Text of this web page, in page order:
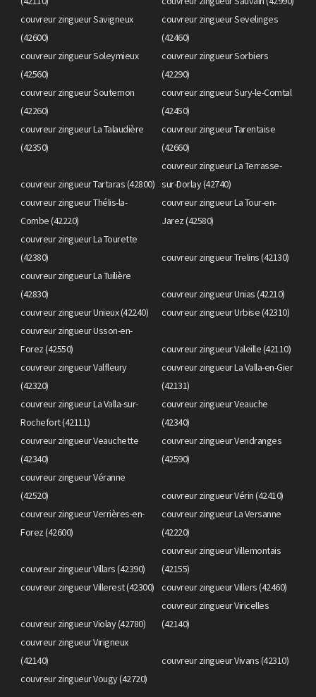
couvreur zingueur Savigneux
(42600)
couvreur zingueur Sevelinges
(42460)
couvreur zingueur Soleymieux
(42560)
couvreur zingueur Sorbiers
(42290)
couvreur zingueur Souternon
(42260)
couvreur zingueur Sury-le-Comtal
(42450)
couvreur zingueur La Talaudière
(42350)
couvreur zingueur Tarentaise
(42660)
couvreur zingueur Tartaras (42800)
couvreur zingueur La Terrasse-
sur-Dorlay (42740)
couvreur zingueur Thélis-la-
Combe (42220)
couvreur zingueur La Tour-en-
Jarez (42580)
couvreur zingueur La Tourette
(42380)
couvreur zingueur Trelins (42130)
couvreur zingueur La Tuilière
(42830)
couvreur zingueur Unias (42210)
couvreur zingueur Unieux (42240)
couvreur zingueur Urbise (42310)
couvreur zingueur Usson-en-
Forez (42550)
couvreur zingueur Valeille (42110)
couvreur zingueur Valfleury
(42320)
couvreur zingueur La Valla-en-Gier
(42131)
couvreur zingueur La Valla-sur-
Rochefort (42111)
couvreur zingueur Veauche
(42340)
couvreur zingueur Veauchette
(42340)
couvreur zingueur Vendranges
(42590)
couvreur zingueur Véranne
(42520)
couvreur zingueur Vérin (42410)
couvreur zingueur Verrières-en-
Forez (42600)
couvreur zingueur La Versanne
(42220)
couvreur zingueur Villars (42390)
couvreur zingueur Villemontais
(42155)
couvreur zingueur Villerest (42300)
couvreur zingueur Villers (42460)
couvreur zingueur Violay (42780)
couvreur zingueur Viricelles
(42140)
couvreur zingueur Virigneux
(42140)
couvreur zingueur Vivans (42310)
couvreur zingueur Vougy (42720)